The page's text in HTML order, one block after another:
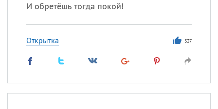
И обретёшь тогда покой!
Открытка 337